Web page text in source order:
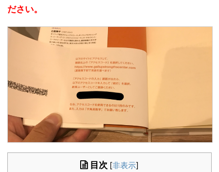
ださい。
目次 [非表示]